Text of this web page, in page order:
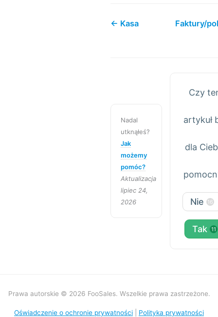
← Kasa Faktury/
Nadal
utknąłeś?
Jak
możemy
pomóc?
Aktualizacja
lipiec 24,
2026
Czy
artykuł
dla
Nie 16
Tak 11
Prawa autorskie © 2026 FooSales. Wszelkie prawa zastrzeżone.
Oświadczenie o ochronie prywatności
Polityka prywatności